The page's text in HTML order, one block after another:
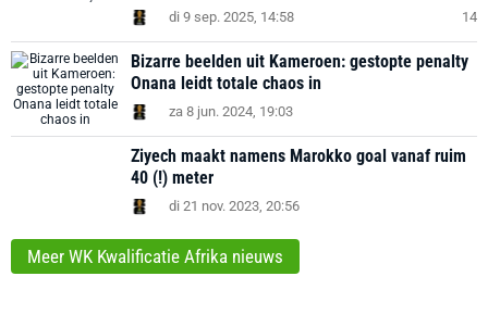
di 9 sep. 2025, 14:58 14
Bizarre beelden uit Kameroen: gestopte penalty
Onana leidt totale chaos in
za 8 jun. 2024, 19:03
Ziyech maakt namens Marokko goal vanaf ruim
40 (!) meter
di 21 nov. 2023, 20:56
Meer WK Kwalificatie Afrika nieuws